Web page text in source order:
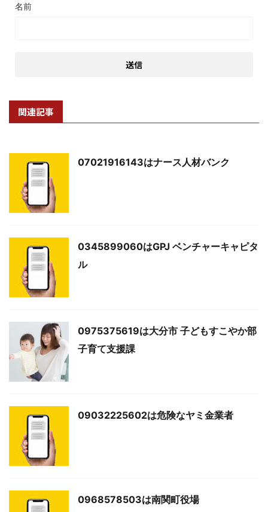
名前
関連記事
07021916143はナース人材バンク
0345899060はGPJ ベンチャーキャピタ
ル
0975375619は大分市 子どもすこやか部
子育て支援課
09032225602は危険なヤミ金業者
0968578503は南関町役場